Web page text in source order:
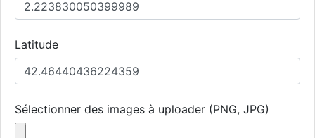
Latitude
Sélectionner des images à uploader (PNG, JPG)